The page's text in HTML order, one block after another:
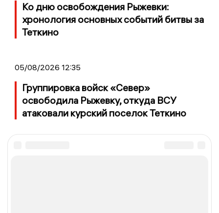
Ко дню освобождения Рыжевки:
хронология основных событий битвы за
Теткино
05/08/2026 12:35
Группировка войск «Север»
освободила Рыжевку, откуда ВСУ
атаковали курский поселок Теткино